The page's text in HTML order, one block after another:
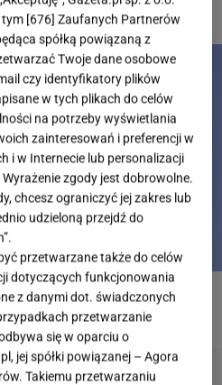
QUIZ
tym [676] Zaufanych Partnerów
spółką powiązaną z
Twoje dane osobowe
czy identyfikatory plików
w tych plikach do celów
na potrzeby wyświetlania
zainteresowań i preferencji w
i w Internecie lub personalizacji
zgody jest dobrowolne.
chcesz ograniczyć jej zakres lub
udzieloną przejdź do
przetwarzane także do celów
dotyczących funkcjonowania
z danymi dot. świadczonych
przetwarzanie
się w oparciu o
jej spółki powiązanej – Agora
Takiemu przetwarzaniu